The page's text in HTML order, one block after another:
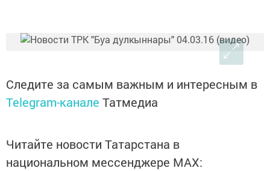
Следите за самым важным и интересным в
Telegram-канале Татмедиа
Читайте новости Татарстана в
национальном мессенджере MАХ: